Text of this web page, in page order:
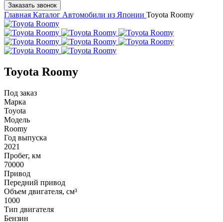
Заказать звонок
Главная Каталог Автомобили из Японии Toyota Roomy
Toyota Roomy
Под заказ
Марка
Toyota
Модель
Roomy
Год выпуска
2021
Пробег, км
70000
Привод
Передний привод
Объем двигателя, см³
1000
Тип двигателя
Бензин